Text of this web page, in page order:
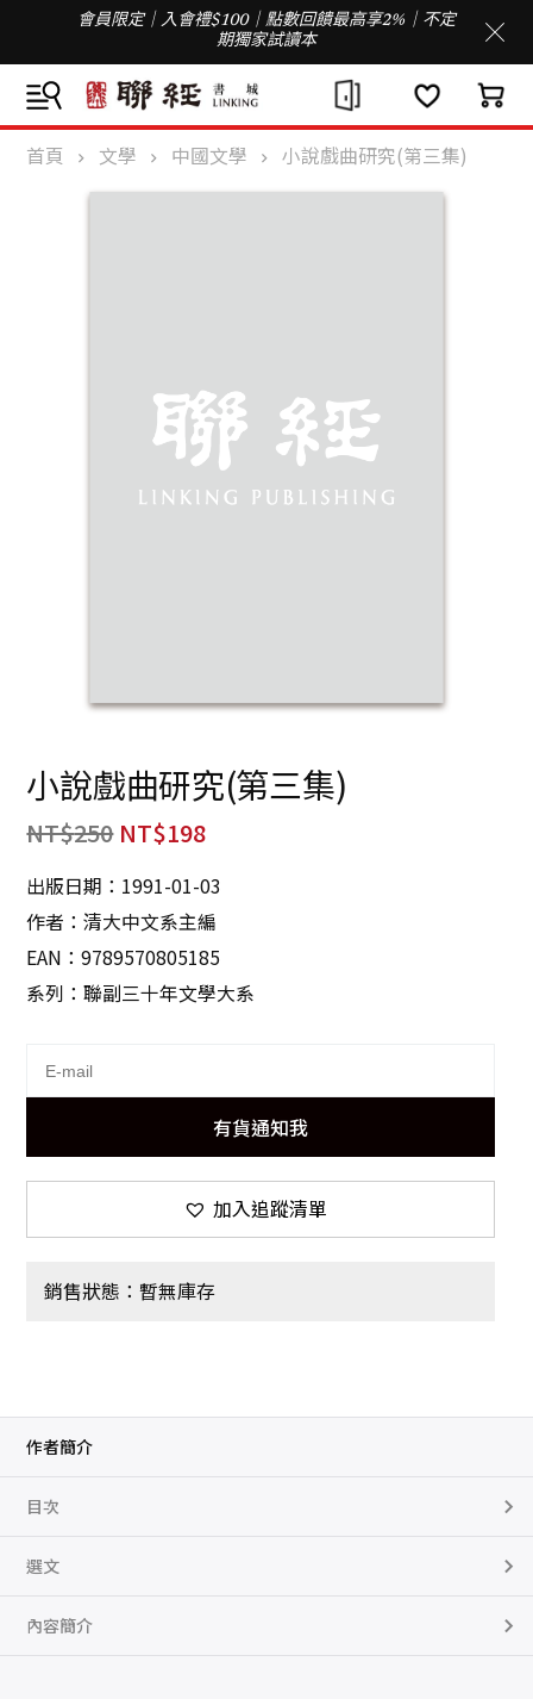
會員限定｜入會禮$100｜點數回饋最高享2%｜不定
期獨家試讀本
首頁 文學 中國文學 小說戲曲研究(第三集)
小說戲曲研究(第三集)
NT$250 NT$198
出版日期：1991-01-03
作者：清大中文系主編
EAN：9789570805185
系列：聯副三十年文學大系
有貨通知我
加入追蹤清單
銷售狀態：暫無庫存
作者簡介
目次
選文
內容簡介